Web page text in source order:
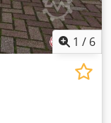
x 2400mm x
manuell
1500mm x 1 / 6